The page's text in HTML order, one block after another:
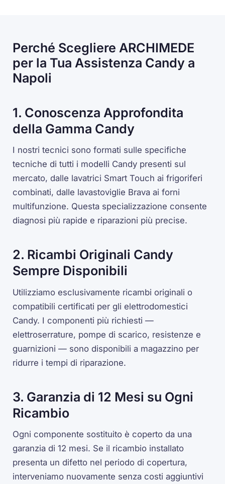
Perché Scegliere ARCHIMEDE
per la Tua Assistenza Candy a
Napoli
1. Conoscenza Approfondita
della Gamma Candy
I nostri tecnici sono formati sulle specifiche
tecniche di tutti i modelli Candy presenti sul
mercato, dalle lavatrici Smart Touch ai frigoriferi
combinati, dalle lavastoviglie Brava ai forni
multifunzione. Questa specializzazione consente
diagnosi più rapide e riparazioni più precise.
2. Ricambi Originali Candy
Sempre Disponibili
Utilizziamo esclusivamente ricambi originali o
compatibili certificati per gli elettrodomestici
Candy. I componenti più richiesti —
elettroserrature, pompe di scarico, resistenze e
guarnizioni — sono disponibili a magazzino per
ridurre i tempi di riparazione.
3. Garanzia di 12 Mesi su Ogni
Ricambio
Ogni componente sostituito è coperto da una
garanzia di 12 mesi. Se il ricambio installato
presenta un difetto nel periodo di copertura,
interveniamo nuovamente senza costi aggiuntivi